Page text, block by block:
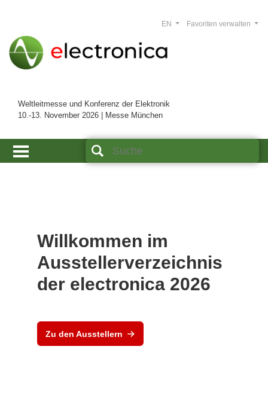
Weltleitmesse und Konferenz der Elektronik
10.-13. November 2026 | Messe München
Favoriten verwalten
EN
Willkommen im
Ausstellerverzeichnis
der electronica 2026
Zu den Ausstellern